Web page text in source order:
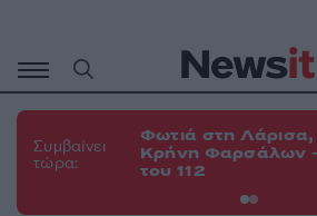
περιεχόμενο
Συμβαίνει
τώρα:
Φωτιά στη Λάρισα,
Κρήνη Φαρσάλων
του 112